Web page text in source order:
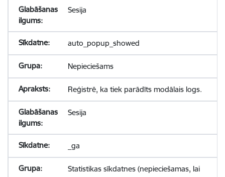
Sesija
auto_popup_showed
Nepieciešams
Reģistrē, ka tiek parādīts modālais logs.
Sesija
_ga
Statistikas sīkdatnes (nepieciešamas, lai